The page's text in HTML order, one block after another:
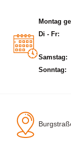
Montag
Di - Fr:
Samstag:
Sonntag: